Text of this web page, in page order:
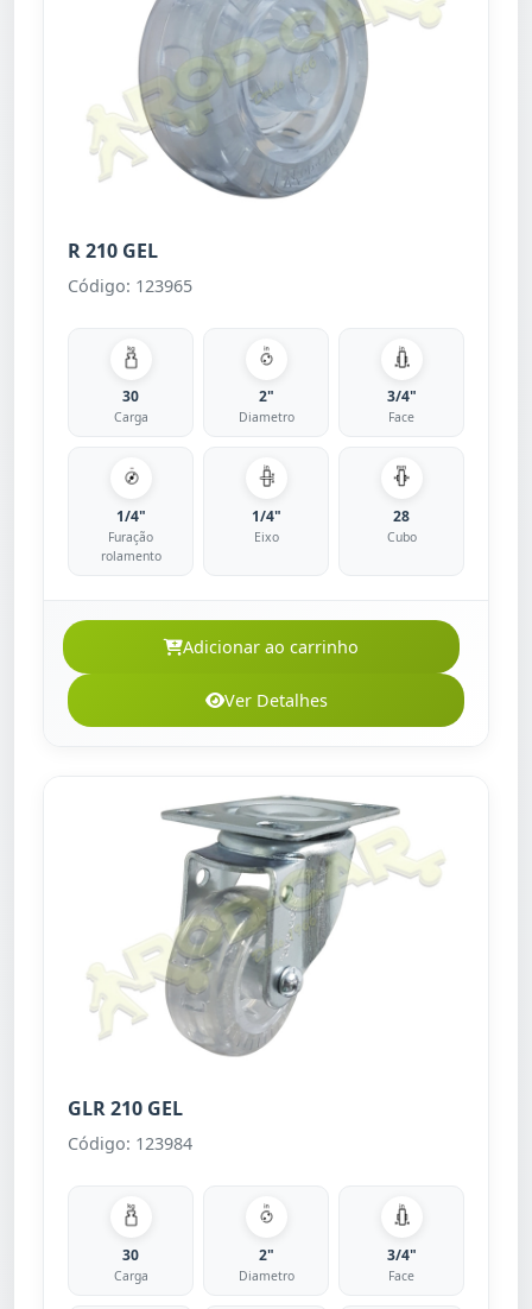
R 210 GEL
Código: 123965
30
Carga
2"
Diametro
3/4"
Face
1/4"
Furação
rolamento
1/4"
Eixo
28
Cubo
Adicionar ao carrinho
Ver Detalhes
GLR 210 GEL
Código: 123984
30
Carga
2"
Diametro
3/4"
Face